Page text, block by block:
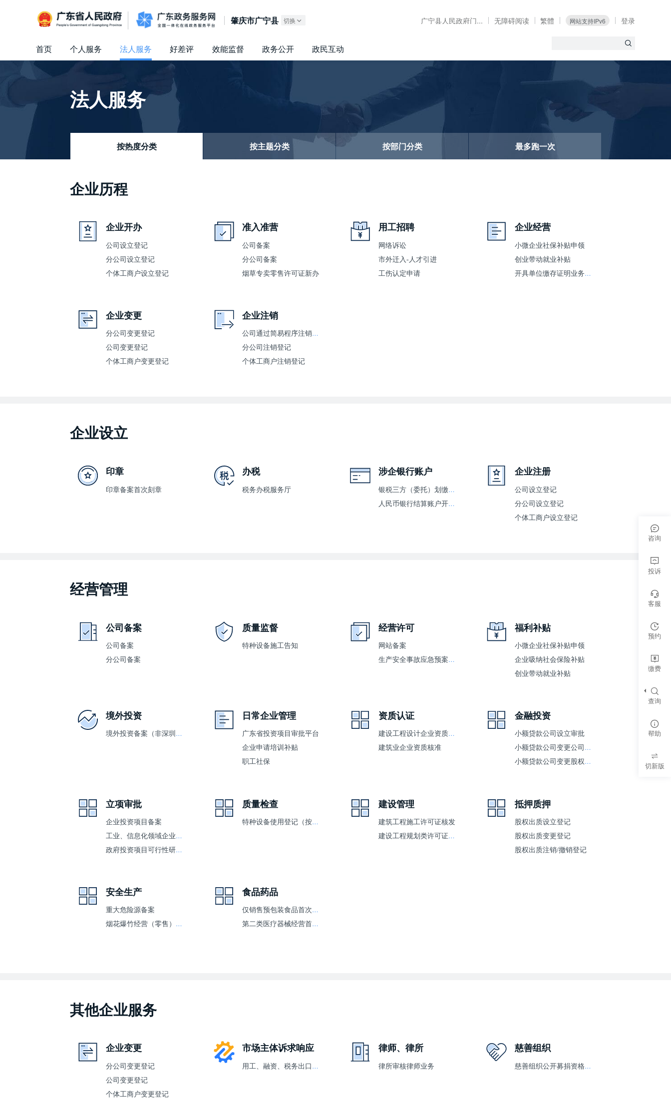
留言信箱
建言献策
信访相关法规
便民服务
百姓论坛
政府热线
网上调查
在线访谈
法律服务
领导信箱
未加载图片
政务微博
网络问政
意见征集
部门信箱
信访常见问题
信件回复
网上举报
公众监督
我要留言
广东省人民政府 广东政务服务网
肇庆市广宁县 切换 广宁县人民政府门... 无障碍阅读 繁體 网站支持IPv6 登录
首页 个人服务 法人服务 好差评 效能监督 政务公开 政民互动
法人服务
按热度分类 按主题分类 按部门分类 最多跑一次
企业历程
企业开办
公司设立登记
分公司设立登记
个体工商户设立登记
准入准营
公司备案
分公司备案
烟草专卖零售许可证新办
用工招聘
网络诉讼
市外迁入-人才引进
工伤认定申请
企业经营
小微企业社保补贴申领
创业带动就业补贴
开具单位缴存证明业务（住房公积金）
企业变更
分公司变更登记
公司变更登记
个体工商户变更登记
企业注销
公司通过简易程序注销登记
分公司注销登记
个体工商户注销登记
企业设立
印章
印章备案首次刻章
办税
税务办税服务厅
涉企银行账户
银税三方（委托）划缴协议
人民币银行结算账户开户许可证核发审批事项服务指南
企业注册
公司设立登记
分公司设立登记
个体工商户设立登记
经营管理
公司备案
公司备案
分公司备案
质量监督
特种设备施工告知
经营许可
网站备案
生产安全事故应急预案备案
福利补贴
小微企业社保补贴申领
企业吸纳社会保险补贴
创业带动就业补贴
境外投资
境外投资备案（非深圳企业境外投资备案）
日常企业管理
广东省投资项目审批平台
企业申请培训补贴
职工社保
资质认证
建设工程设计企业资质核准
建筑业企业资质核准
金融投资
小额贷款公司设立审批
小额贷款公司变更公司名称
小额贷款公司变更股权股东
立项审批
企业投资项目备案
工业、信息化领域企业技术改造投资项目备案
政府投资项目可行性研究报告审批
质量检查
特种设备使用登记（按单位办理）
建设管理
建筑工程施工许可证核发
建设工程规划类许可证核发（市政类）
抵押质押
股权出质设立登记
股权出质变更登记
股权出质注销/撤销登记
安全生产
重大危险源备案
烟花爆竹经营（零售）许可证核发
食品药品
仅销售预包装食品首次备案
第二类医疗器械经营首次备案
其他企业服务
企业变更
分公司变更登记
公司变更登记
个体工商户变更登记
市场主体诉求响应
用工、融资、税务出口等诉求在线反馈，政府协调处理
律师、律所
律所审核律师业务
慈善组织
慈善组织公开募捐资格审批
咨询
投诉
客服
预约
缴费
查询
帮助
切新版